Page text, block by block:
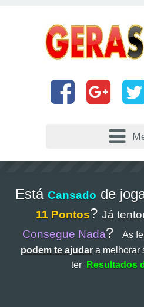
Está Cansado de
11 Pontos? Já
Consegue Nada?
As
podem te ajudar a melhorar
ter
Resultados